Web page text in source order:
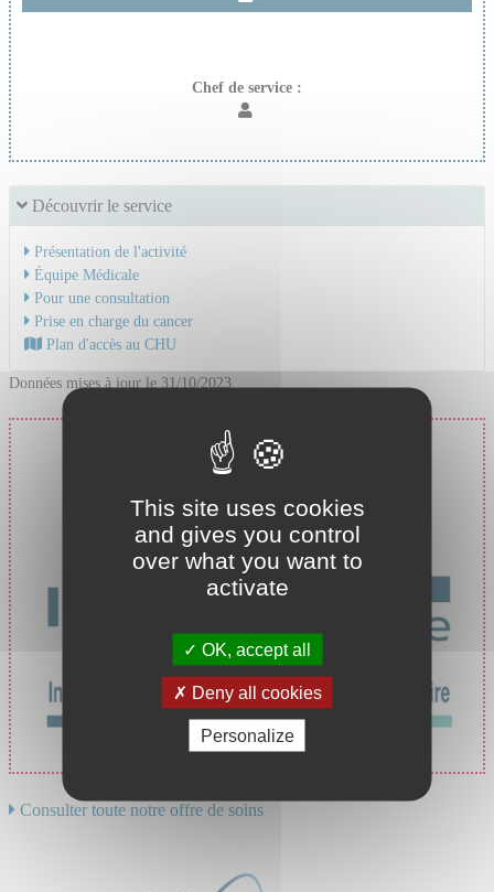
Chef de service :
Découvrir le service
Présentation de l'activité
Équipe Médicale
Pour une consultation
Prise en charge du cancer
Plan d'accès au CHU
Données mises à jour le 31/10/2023
Prise en charge du cancer
au CHU de Saint-Étienne
Consulter toute notre offre de soins
This site uses cookies
and gives you control
over what you want to
activate
OK, accept all
Deny all cookies
Personalize